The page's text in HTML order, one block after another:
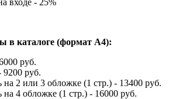
в каталоге (формат А4):
руб.
9200 руб.
на 2 или 3 обложке (1 стр.) - 13400 руб.
на 4 обложке (1 стр.) - 16000 руб.